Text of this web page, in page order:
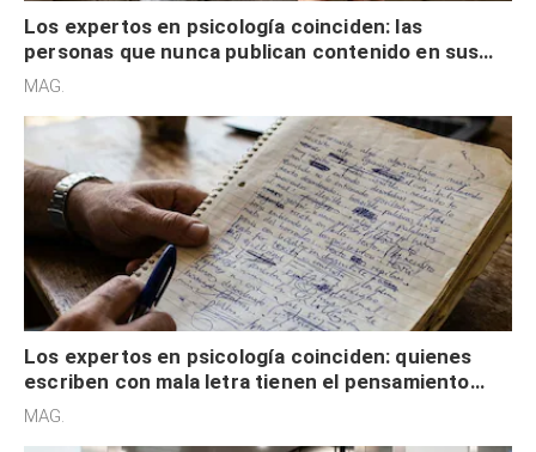
Los expertos en psicología coinciden: las
personas que nunca publican contenido en sus
redes sociales no pretenden buscar validación
MAG.
Los expertos en psicología coinciden: quienes
escriben con mala letra tienen el pensamiento
acelerado y no lo hacen por desinterés
MAG.